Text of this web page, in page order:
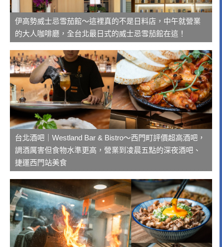
伊高勢威士忌雪茄館～這裡真的不是日料店，中午就營業
的大人咖啡廳，全台北最日式的威士忌雪茄館在這！
台北酒吧｜Westland Bar & Bistro～西門町評價超高酒吧，
調酒厲害但食物水準更高，營業到凌晨五點的深夜酒吧、
捷運西門站美食